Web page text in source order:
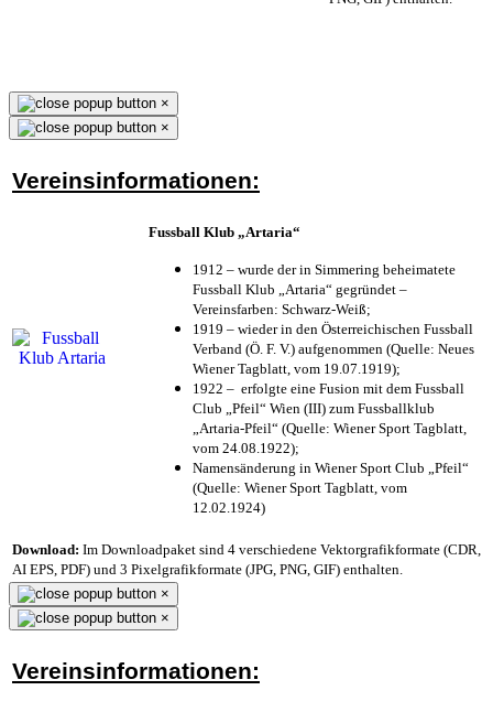
×
×
Vereinsinformationen:
Fussball Klub „Artaria“
1912 – wurde der in Simmering beheimatete
Fussball Klub „Artaria“ gegründet –
Vereinsfarben: Schwarz-Weiß;
1919 – wieder in den Österreichischen Fussball
Verband (Ö. F. V.) aufgenommen (Quelle: Neues
Wiener Tagblatt, vom 19.07.1919);
1922 – erfolgte eine Fusion mit dem Fussball
Club „Pfeil“ Wien (III) zum Fussballklub
„Artaria-Pfeil“ (Quelle: Wiener Sport Tagblatt,
vom 24.08.1922);
Namensänderung in Wiener Sport Club „Pfeil“
(Quelle: Wiener Sport Tagblatt, vom
12.02.1924)
Download: Im Downloadpaket sind 4 verschiedene Vektorgrafikformate (CDR,
AI EPS, PDF) und 3 Pixelgrafikformate (JPG, PNG, GIF) enthalten.
×
×
Vereinsinformationen: